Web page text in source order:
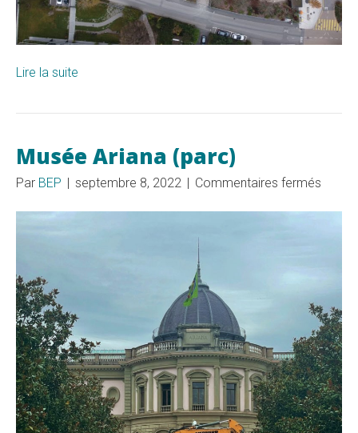
Lire la suite
Musée Ariana (parc)
Par BEP | septembre 8, 2022 | Commentaires fermés
Ariana